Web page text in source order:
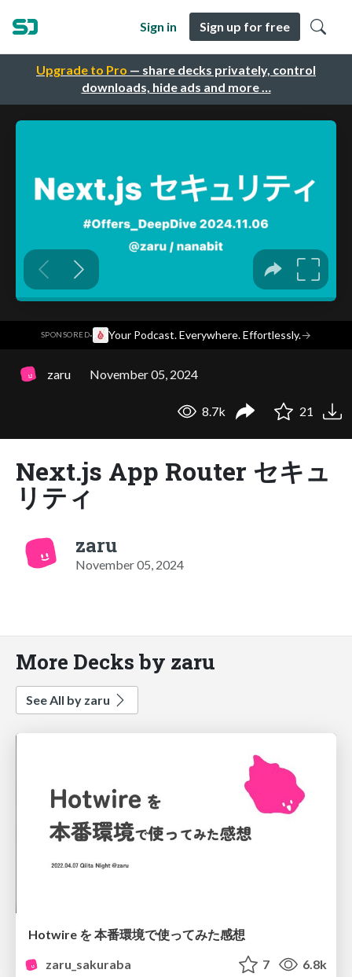
Upgrade to Pro — share decks privately, control
downloads, hide ads and more …
Sign in Sign up for free
SPONSORED· Your Podcast. Everywhere. Effortlessly.→
zaru November 05, 2024
8.7k 21
Next.js App Router セキュ
リティ
zaru
November 05, 2024
More Decks by zaru
See All by zaru
Hotwire を 本番環境で使ってみた感想
zaru_sakuraba
7 6.8k